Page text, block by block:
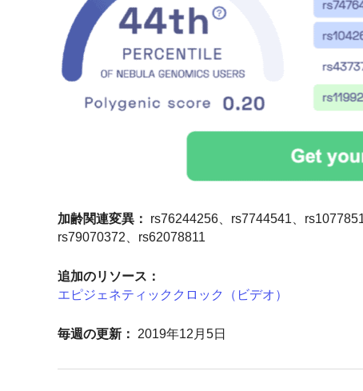
加齢関連変異：
rs76244256、rs7744541、
rs79070372、rs62078811
追加のリソース：
エピジェネティッククロック（ビデオ）
毎週の更新： 2019年12月5日